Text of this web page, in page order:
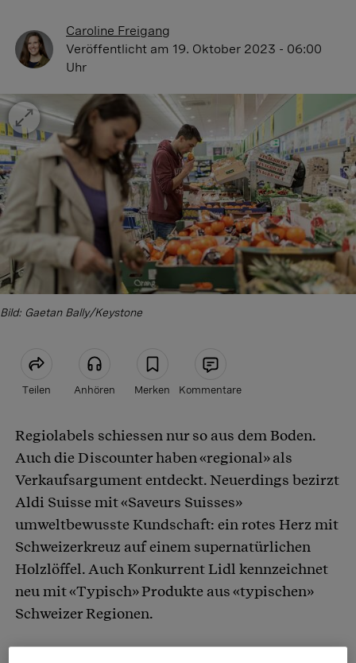
Caroline Freigang
Veröffentlicht am 19. Oktober 2023 - 06:00
Uhr
Bild: Gaetan Bally/Keystone
Teilen Anhören Merken Kommentare
Artikel teilen
Regiolabels schiessen nur so aus dem Boden.
Auch die Discounter haben «regional» als
Verkaufsargument entdeckt. Neuerdings bezirzt
Aldi Suisse mit «Saveurs Suisses»
umweltbewusste Kundschaft: ein rotes Herz mit
Schweizerkreuz auf einem supernatürlichen
Holzlöffel. Auch Konkurrent Lidl kennzeichnet
neu mit «Typisch» Produkte aus «typischen»
Schweizer Regionen.